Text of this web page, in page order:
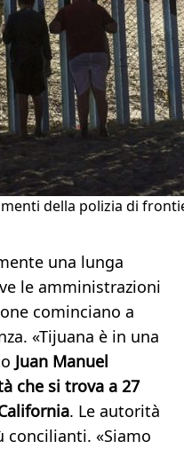
della polizia di
una lunga
le amministrazioni
cominciano a
«Tijuana è in una
Juan Manuel
che si trova a 27
. Le autorità
concilianti. «Siamo